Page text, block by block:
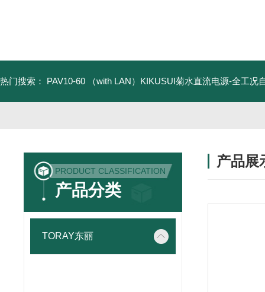
热门搜索： PAV10-60 （with LAN）KIKUSUI菊水直流电源-全工况
PRODUCT CLASSIFICATION
产品分类
TORAY东丽
产品展